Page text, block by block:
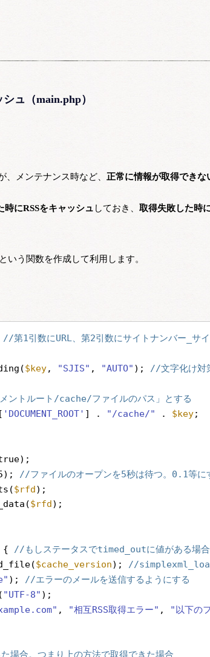
ュ（main.php）
メンテナンス時など、 正常に情報が取得できな
時にRSSをキャッシュ しておき、 取得失敗した時
という関数を作成して利用します。
//第1引数にURL、第2引数にサイトナンバー_サイ
$key, "SJIS" , "AUTO" ); //文字化け対
ントルート/cache/ファイルのパス」とする
'DOCUMENT_ROOT' ] . "/cache/" . $key;
//ファイルのオープンを5秒は待つ。0.1等に
$rfd);
$rfd );
{ //もしステータスでtimed_outに値がある場
$cache_version); //
); //エラーのメールを送信するようにする
"UTF-8" );
, "相互RSS取得エラー" , "以下の